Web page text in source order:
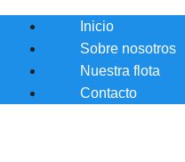
Inicio
Sobre nosotros
Nuestra flota
Contacto